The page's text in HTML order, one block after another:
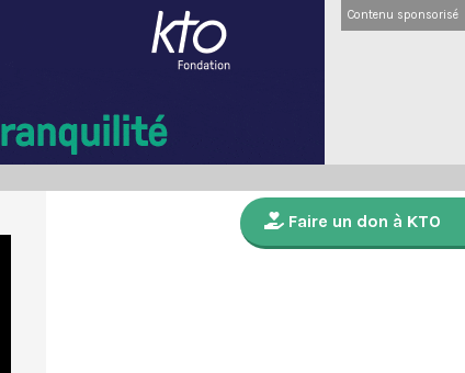
Contenu sponsorisé
Faire un don à KTO